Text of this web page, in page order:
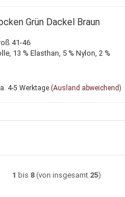
Grün Dackel Braun
41-46
13 % Elasthan, 5 % Nylon, 2 %
4-5 Werktage (Ausland abweichend)
1 bis 8 (von insgesamt 25)